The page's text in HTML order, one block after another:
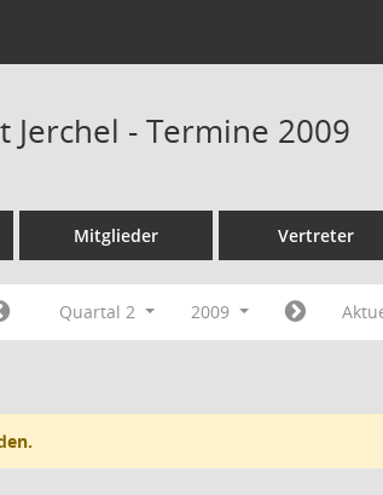
Jerchel - Termine 2009
Mitglieder Vertreter
Quartal 2 2009